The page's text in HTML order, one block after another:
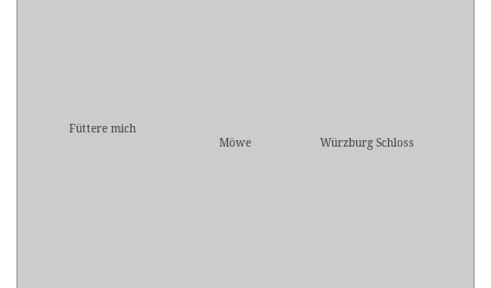
Füttere mich
Möwe
Würzburg Schloss